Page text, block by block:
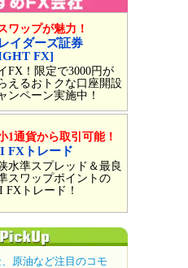
ワップが魅力！
イダーズ証券
FX]
FX！限定で3000円が
えるおトクな口座開設
ンペーン実施中！
1通貨から取引可能！
FXトレード
水準スプレッド＆最良
スワップポイントの
FXトレード！
原油など注目のコモ